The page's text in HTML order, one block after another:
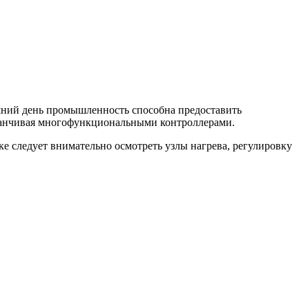
день промышленность способна предоставить
многофункциональными контроллерами.
внимательно осмотреть узлы нагрева, регулировку